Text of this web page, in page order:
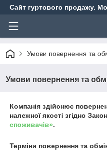
Сайт гуртового продажу.
Умови повернення та
Умови повернення та
Компанія здійснює
належної якості згідно
споживачів».
Терміни повернення та